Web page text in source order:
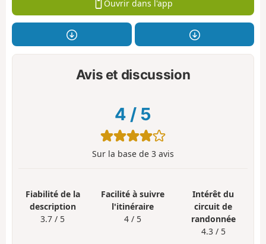
Ouvrir dans l'app
Avis et discussion
4 / 5
Sur la base de 3 avis
Fiabilité de la
description
3.7 / 5
Facilité à suivre
l'itinéraire
4 / 5
Intérêt du
circuit de
randonnée
4.3 / 5